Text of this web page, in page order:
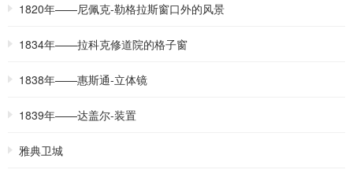
1820年——尼佩克-勒格拉斯窗口外的风景
1834年——拉科克修道院的格子窗
1838年——惠斯通-立体镜
1839年——达盖尔-装置
雅典卫城